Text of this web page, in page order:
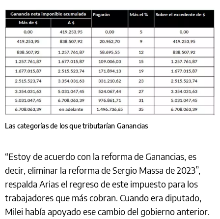
Las categorías de los que tributarían Ganancias
“Estoy de acuerdo con la reforma de Ganancias, es
decir, eliminar la reforma de Sergio Massa de 2023”,
respalda Arias el regreso de este impuesto para los
trabajadores que más cobran. Cuando era diputado,
Milei había apoyado ese cambio del gobierno anterior.